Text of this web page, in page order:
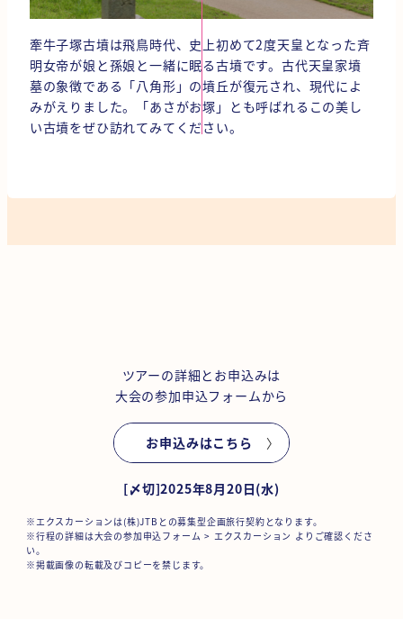
牽牛子塚古墳は飛鳥時代、史上初めて2度天皇となった斉
明女帝が娘と孫娘と一緒に眠る古墳です。古代天皇家墳
墓の象徴である「八角形」の墳丘が復元され、現代によ
みがえりました。「あさがお塚」とも呼ばれるこの美し
い古墳をぜひ訪れてみてください。
ツアーの詳細とお申込みは
大会の参加申込フォームから
お申込みはこちら
[〆切]2025年8月20日(水)
※エクスカーションは(株)JTBとの募集型企画旅行契約となります。
※行程の詳細は大会の参加申込フォーム > エクスカーション よりご確認くださ
い。
※掲載画像の転載及びコピーを禁じます。